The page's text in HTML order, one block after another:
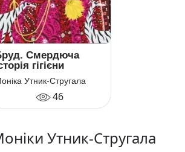
Смердюча
гігієни
Утник-Стругала
46
Утник-Стругала